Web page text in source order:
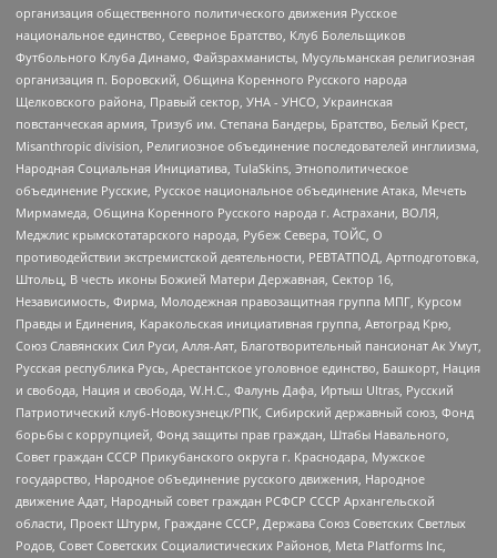
организация общественного политического движения Русское
национальное единство, Северное Братство, Клуб Болельщиков
Футбольного Клуба Динамо, Файзрахманисты, Мусульманская религиозная
организация п. Боровский, Община Коренного Русского народа
Щелковского района, Правый сектор, УНА - УНСО, Украинская
повстанческая армия, Тризуб им. Степана Бандеры, Братство, Белый Крест,
Misanthropic division, Религиозное объединение последователей инглиизма,
Народная Социальная Инициатива, TulaSkins, Этнополитическое
объединение Русские, Русское национальное объединение Атака, Мечеть
Мирмамеда, Община Коренного Русского народа г. Астрахани, ВОЛЯ,
Меджлис крымскотатарского народа, Рубеж Севера, ТОЙС, О
противодействии экстремистской деятельности, РЕВТАТПОД, Артподготовка,
Штольц, В честь иконы Божией Матери Державная, Сектор 16,
Независимость, Фирма, Молодежная правозащитная группа МПГ, Курсом
Правды и Единения, Каракольская инициативная группа, Автоград Крю,
Союз Славянских Сил Руси, Алля-Аят, Благотворительный пансионат Ак Умут,
Русская республика Русь, Арестантское уголовное единство, Башкорт, Нация
и свобода, Нация и свобода, W.H.С., Фалунь Дафа, Иртыш Ultras, Русский
Патриотический клуб-Новокузнецк/РПК, Сибирский державный союз, Фонд
борьбы с коррупцией, Фонд защиты прав граждан, Штабы Навального,
Совет граждан СССР Прикубанского округа г. Краснодара, Мужское
государство, Народное объединение русского движения, Народное
движение Адат, Народный совет граждан РСФСР СССР Архангельской
области, Проект Штурм, Граждане СССР, Держава Союз Советских Светлых
Родов, Совет Советских Социалистических Районов, Meta Platforms Inc,